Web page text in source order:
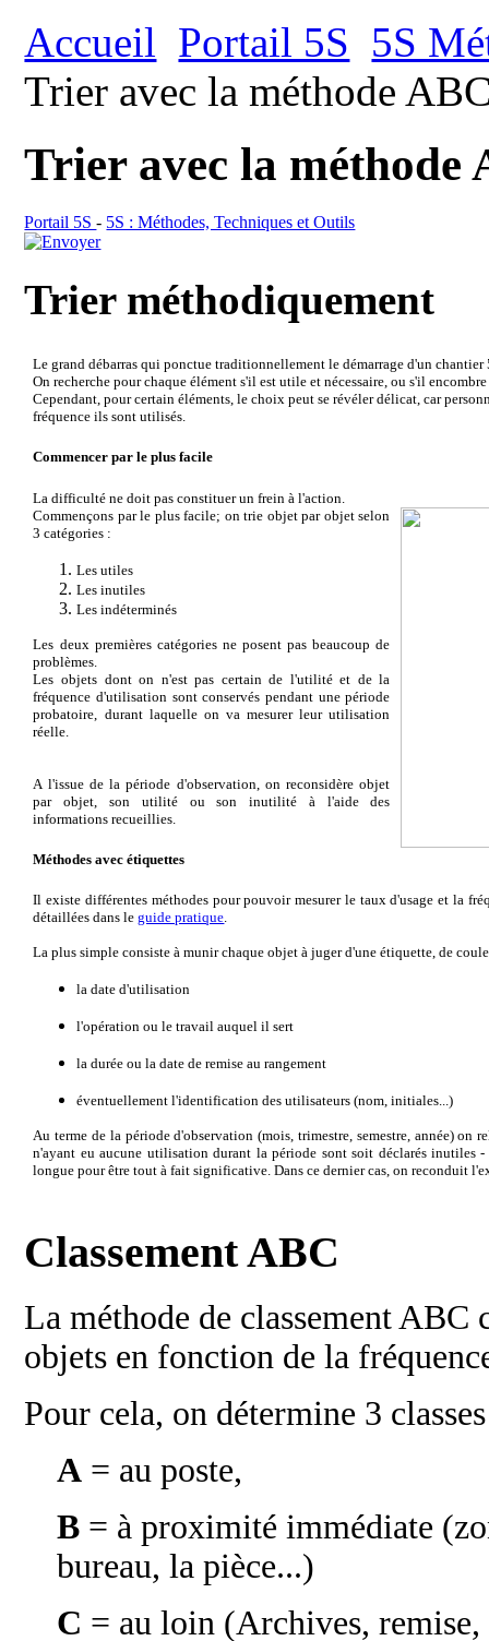
Accueil Portail 5S 5S
Trier avec la méthode
Trier avec la méthode
Portail 5S- 5S : Méthodes, Techniques et Outils
Trier méthodiquement
Le grand débarras qui ponctue traditionnellement le démarrage d'un chantier
On recherche pour chaque élément s'il est utile et nécessaire, ou s'il
Cependant, pour certain éléments, le choix peut se révéler délicat, car
fréquence ils sont utilisés.
Commencer par le plus facile
La difficulté ne doit pas constituer un frein à l'action.
Commençons par le plus facile; on trie objet par objet selon
3 catégories :
Les utiles
Les inutiles
Les indéterminés
Les deux premières catégories ne posent pas beaucoup de
problèmes.
Les objets dont on n'est pas certain de l'utilité et de la
fréquence d'utilisation sont conservés pendant une période
probatoire, durant laquelle on va mesurer leur utilisation
réelle.
A l'issue de la période d'observation, on reconsidère objet
par objet, son utilité ou son inutilité à l'aide des
informations recueillies.
Méthodes avec étiquettes
Il existe différentes méthodes pour pouvoir mesurer le taux d'usage et la
détaillées dans leguide pratique.
La plus simple consiste à munir chaque objet à juger d'une étiquette, de
la date d'utilisation
l'opération ou le travail auquel il sert
la durée ou la date de remise au rangement
éventuellement l'identification des utilisateurs (nom, initiales...)
Au terme de la période d'observation (mois, trimestre, semestre, année) on
n'ayant eu aucune utilisation durant la période sont soit déclarés inutiles -
longue pour être tout à fait significative. Dans ce dernier cas, on reconduit
Classement ABC
La méthode de classement ABC
objets en fonction de la
Pour cela, on détermine 3
A = au poste,
B = à proximité immédiate
bureau, la pièce...)
C = au loin (Archives, remise,